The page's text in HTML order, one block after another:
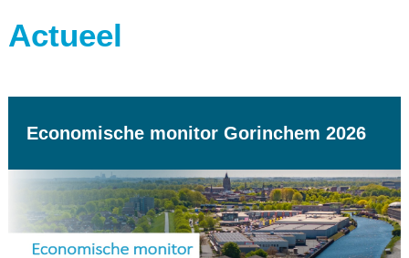
Actueel
Economische monitor Gorinchem 2026